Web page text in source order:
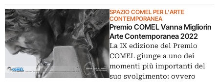
SPAZIO COMEL PER L'ARTE
CONTEMPORANEA
Premio COMEL Vanna Migliorin
Arte Contemporanea 2022
La IX edizione del Premio
COMEL giunge a uno dei
momenti più importanti del
suo svolgimento: ovvero